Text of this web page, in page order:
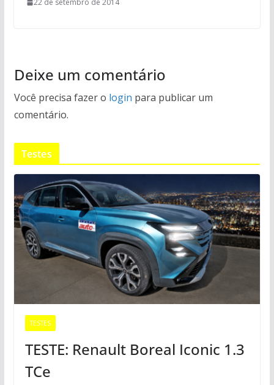
22 de setembro de 2014
Deixe um comentário
Você precisa fazer o login para publicar um
comentário.
Testes
TESTES
TESTE: Renault Boreal Iconic 1.3
TCe